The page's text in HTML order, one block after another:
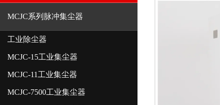
MCJC系列脉冲集尘器
工业除尘器
MCJC-15工业集尘器
MCJC-11工业集尘器
MCJC-7500工业集尘器